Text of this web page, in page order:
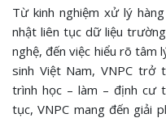
Từ kinh nghiệm xử lý
nhật liên tục dữ liệu
nghệ, đến việc hiểu rõ tâm
sinh Việt Nam, VNPC trở
trình học – làm – định cư
tục, VNPC mang đến giải